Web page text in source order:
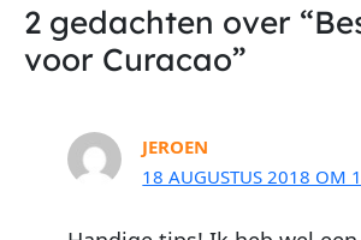
2 gedachten over
voor Curacao”
JEROEN
18 AUGUSTUS 2018 OM